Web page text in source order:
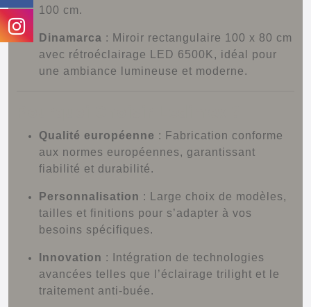
100 cm.
Dinamarca : Miroir rectangulaire 100 x 80 cm
avec rétroéclairage LED 6500K, idéal pour
une ambiance lumineuse et moderne.
Qualité européenne : Fabrication conforme
aux normes européennes, garantissant
fiabilité et durabilité.
Personnalisation :
Large choix de modèles,
tailles et finitions pour s’adapter à vos
besoins spécifiques.
Innovation :
Intégration de technologies
avancées telles que l’éclairage trilight et le
traitement anti-buée.